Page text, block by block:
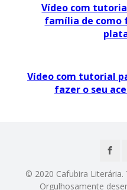
Vídeo com
família de como
Vídeo com tutorial
fazer o seu
© 2020 Cafubira
Orgulhosamente